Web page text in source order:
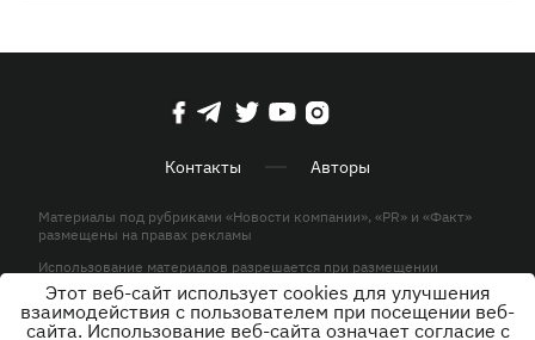
Контакты Авторы
Материалы под рубриками «Новости компании», «PR» и «Факт»
размещены на правах рекламы
Использование материалов разрешается при размещении
активной гиперссылки на KP.UA в первом абзаце.
© ООО «ЮЛАВ МЕДИА»,2026. Все права защищены.
Этот веб-сайт использует cookies для улучшения
взаимодействия с пользователем при посещении веб-
сайта. Использование веб-сайта означает согласие с